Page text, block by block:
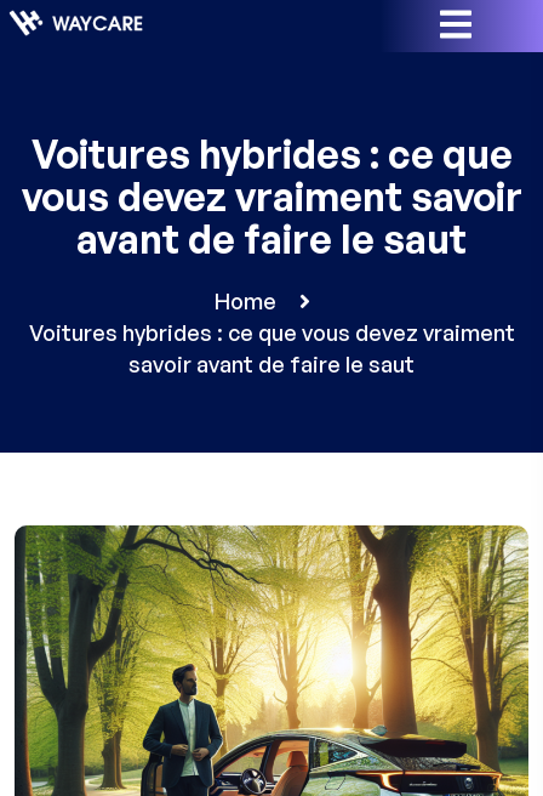
Voitures hybrides : ce que
vous devez vraiment savoir
avant de faire le saut
Home
Voitures hybrides : ce que vous devez vraiment
savoir avant de faire le saut